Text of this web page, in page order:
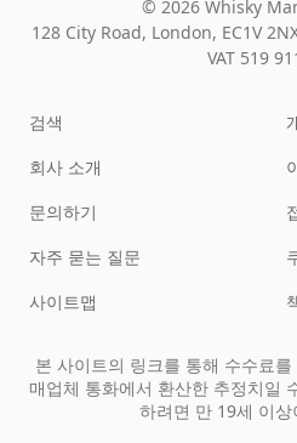
© 2026 Whisky
128 City Road, London, EC1V
VAT 519
검색
회사 소개
문의하기
자주 묻는 질문
사이트맵
본 사이트의 링크를 통해 수수료
매업체 통화에서 환산한 추정치일
하려면 만 19세 이